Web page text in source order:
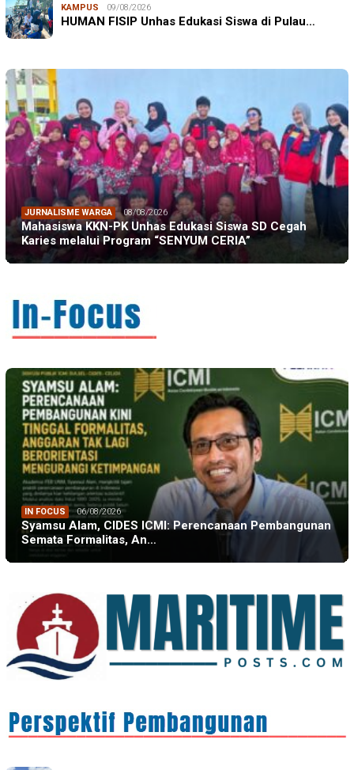
KAMPUS 09/08/2026
HUMAN FISIP Unhas Edukasi Siswa di Pulau…
JURNALISME WARGA 08/08/2026
Mahasiswa KKN-PK Unhas Edukasi Siswa SD Cegah
Karies melalui Program “SENYUM CERIA”
IN FOCUS 06/08/2026
Syamsu Alam, CIDES ICMI: Perencanaan Pembangunan
Semata Formalitas, An…